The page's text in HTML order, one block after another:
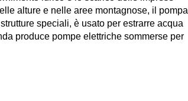
alture e nelle aree montagnose, il pompa
speciali, è usato per estrarre acqua
produce pompe elettriche sommerse per